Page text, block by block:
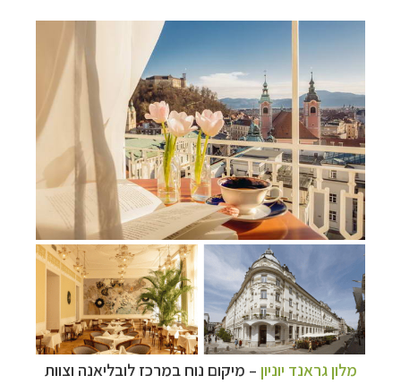
מלון גראנד יוניון – מיקום נוח במרכז לובליאנה וצוות